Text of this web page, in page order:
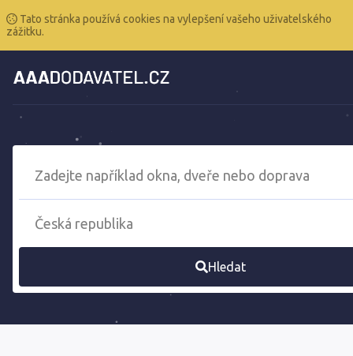
Tato stránka používá cookies na vylepšení vašeho uživatelského
zážitku.
Hledat